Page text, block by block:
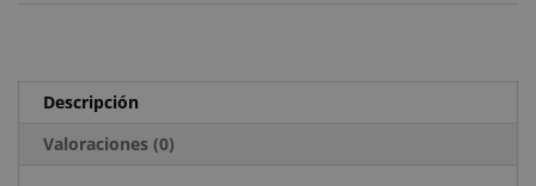
Disminución
Física
Descripción
Valoraciones (0)